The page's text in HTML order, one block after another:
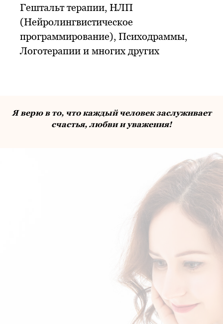
Гештальт терапии, НЛП
(Нейролингвистическое
программирование), Психодраммы,
Логотерапии и многих других
Я верю в то, что каждый человек заслуживает
счастья, любви и уважения!